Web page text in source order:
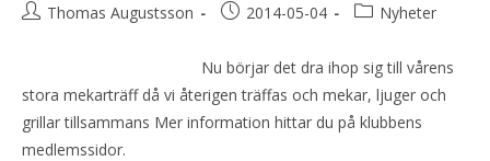
Thomas Augustsson 2014-05-04 Nyheter
Nu börjar det dra ihop sig till vårens
stora mekarträff då vi återigen träffas och mekar, ljuger och
grillar tillsammans Mer information hittar du på klubbens
medlemssidor.